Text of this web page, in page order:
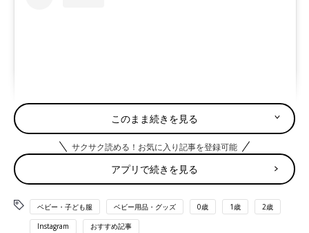
この投稿をInstagramで見る
このまま続きを見る
サクサク読める！お気に入り記事を登録可能
アプリで続きを見る
ベビー・子ども服 ベビー用品・グッズ 0歳 1歳 2歳
Instagram おすすめ記事